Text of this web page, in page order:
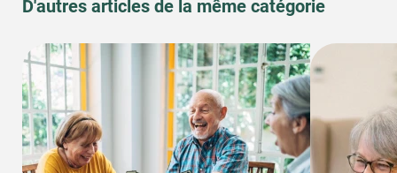
D'autres articles de la même catégorie